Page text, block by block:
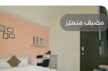
مضيف متميّز
مضيف متميّز